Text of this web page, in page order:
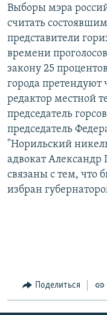
поиску
СЕВЕР.РЕАЛИИ
СИБИРЬ.РЕАЛИИ
РАСПИСАНИЕ
ПОДПИШИТЕСЬ НА
Все сайты РСЕ/РС
Выборы мэра
считать
представители
времени
закону 25
города претендуют
редактор местной
председатель
председатель
"Норильский
адвокат
связаны с тем, что
избран
Поделиться